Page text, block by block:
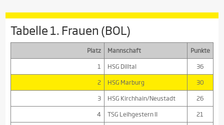
Tabelle 1. Frauen (BOL)
Platz Mannschaft
Punkte
1
HSG Dilltal
36
2
HSG Marburg
30
3
HSG Kirchhain/Neustadt
26
4
TSG Leihgestern II
21